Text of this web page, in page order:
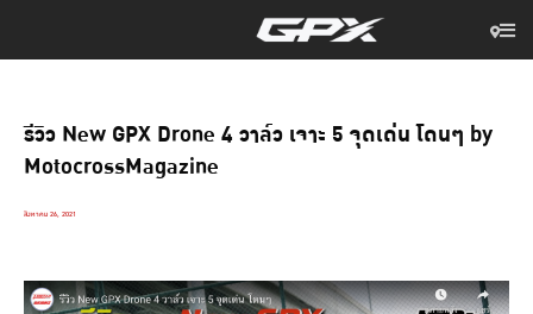
รีวิว New GPX Drone 4 วาล์ว เจาะ 5 จุดเด่น โดนๆ by
MotocrossMagazine
สิงหาคม 26, 2021